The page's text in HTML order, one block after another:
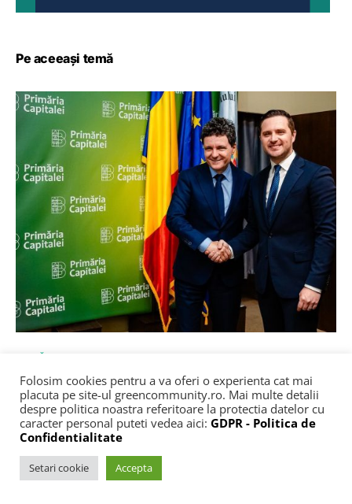
Pe aceeași temă
NOUTĂȚI
”Dragi bucureșteni”: Ultimul mesaj al lui
Nicușor Dan în calitate de primar al
Capitalei. De luni, interimatul e preluat de
Stelian Bujduveanu, care promite implicare
totală
Folosim cookies pentru a va oferi o experienta cat mai
placuta pe site-ul greencommunity.ro. Mai multe detalii
despre politica noastra referitoare la protectia datelor cu
caracter personal puteti vedea aici: GDPR - Politica de
Confidentialitate
Setari cookie Accepta